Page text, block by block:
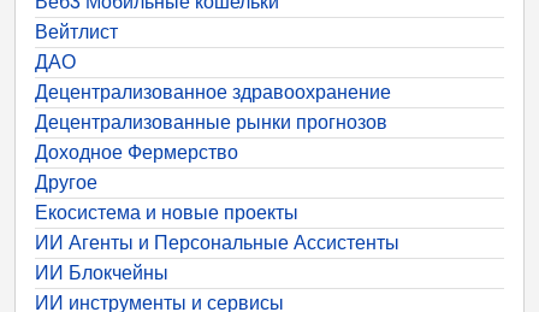
Вейтлист
ДАО
Децентрализованное здравоохранение
Децентрализованные рынки прогнозов
Доходное Фермерство
Другое
Екосистема и новые проекты
ИИ Агенты и Персональные Ассистенты
ИИ Блокчейны
ИИ инструменты и сервисы